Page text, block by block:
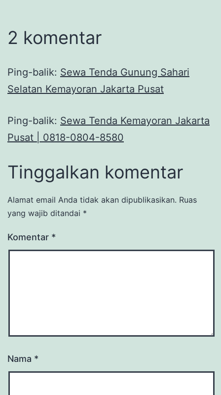
2 komentar
Ping-balik: Sewa Tenda Gunung Sahari
Selatan Kemayoran Jakarta Pusat
Ping-balik: Sewa Tenda Kemayoran Jakarta
Pusat | 0818-0804-8580
Tinggalkan komentar
Alamat email Anda tidak akan dipublikasikan. Ruas
yang wajib ditandai *
Komentar *
Nama *